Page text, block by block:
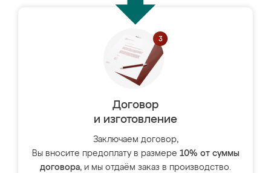
Договор
и изготовление
Заключаем договор,
Вы вносите предоплату в размере 10% от суммы
договора, и мы отдаём заказ в производство.